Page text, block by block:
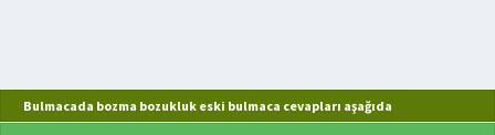
Bulmacada bozma bozukluk eski bulmaca cevapları aşağıda